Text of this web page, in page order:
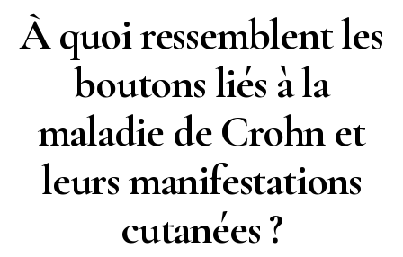
À quoi ressemblent les
boutons liés à la
maladie de Crohn et
leurs manifestations
cutanées ?